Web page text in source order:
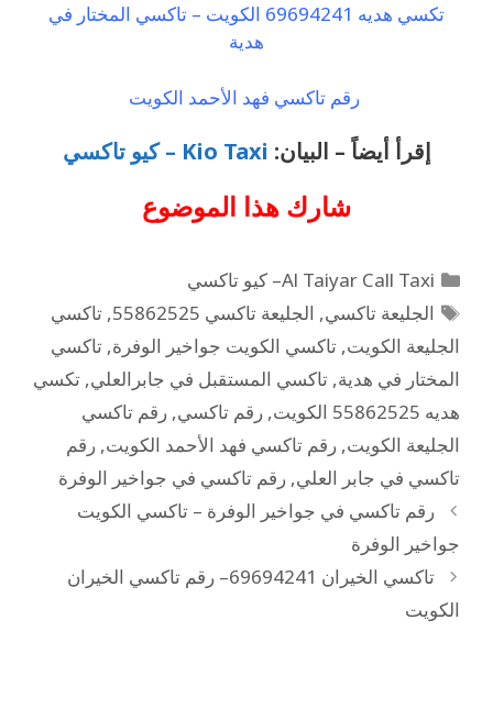
تكسي هديه 69694241 الكويت – تاكسي المختار في
هدية
رقم تاكسي فهد الأحمد الكويت
إقرأ أيضاً – البيان: Kio Taxi – كيو تاكسي
شارك هذا الموضوع
Al Taiyar Call Taxi– كيو تاكسي
الجليعة تاكسي, الجليعة تاكسي 55862525 ,تاكسي
الجليعة الكويت, تاكسي الكويت جواخير الوفرة, تاكسي
المختار في هدية, تاكسي المستقبل في جابرالعلي, تكسي
هديه 55862525 الكويت
, رقم تاكسي, رقم تاكسي
الجليعة الكويت, رقم تاكسي فهد الأحمد الكويت, رقم
تاكسي في جابر العلي, رقم تاكسي في جواخير الوفرة
رقم تاكسي في جواخير الوفرة – تاكسي الكويت
جواخير الوفرة
تاكسي الخيران 69694241– رقم تاكسي الخيران
الكويت